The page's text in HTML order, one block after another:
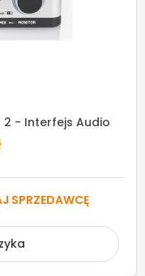
2 - Interfejs Audio
SPRZEDAWCĘ